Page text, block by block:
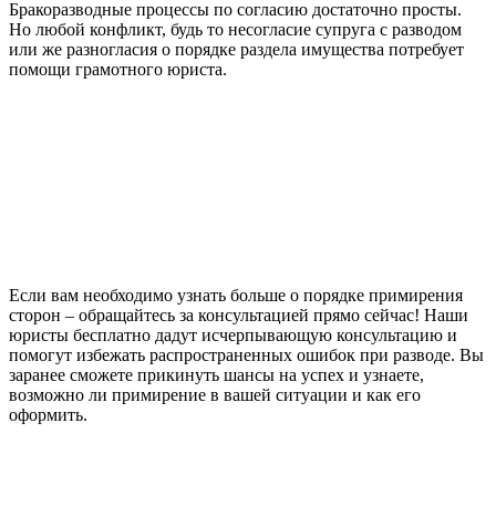
Бракоразводные процессы по согласию достаточно просты.
Но любой конфликт, будь то несогласие супруга с разводом
или же разногласия о порядке раздела имущества потребует
помощи грамотного юриста.
Если вам необходимо узнать больше о порядке примирения
сторон – обращайтесь за консультацией прямо сейчас! Наши
юристы бесплатно дадут исчерпывающую консультацию и
помогут избежать распространенных ошибок при разводе. Вы
заранее сможете прикинуть шансы на успех и узнаете,
возможно ли примирение в вашей ситуации и как его
оформить.